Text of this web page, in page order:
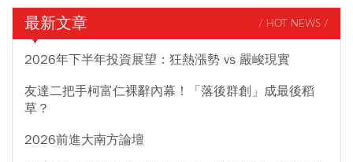
最新文章 / HOT NEWS /
2026年下半年投資展望：狂熱漲勢 vs 嚴峻現實
友達二把手柯富仁裸辭內幕！「落後群創」成最後稻
草？
2026前進大南方論壇